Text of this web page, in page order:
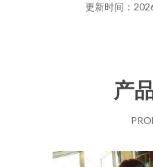
更新时间：
产